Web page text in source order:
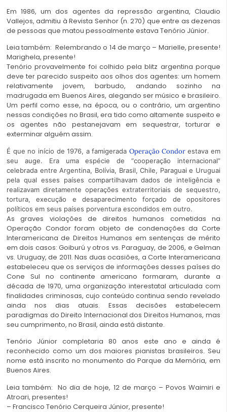
Em 1986, um dos agentes da repressão argentina, Claudio
Vallejos, admitiu à Revista Senhor (n. 270) que entre as dezenas
de pessoas que matou pessoalmente estava Tenório Júnior.
Leia também: Relembrando o 14 de março – Marielle, presente!
Marighela, presente!
Tenório provavelmente foi colhido pela blitz argentina porque
deve ter parecido suspeito aos olhos dos agentes: um homem
relativamente jovem, barbudo, andando sozinho na
madrugada em Buenos Aires, alegando ser músico e brasileiro.
Um perfil como esse, na época, ou o contrário, um argentino
nessas condições no Brasil, era tido como altamente suspeito e
os agentes não pestanejavam em sequestrar, torturar e
exterminar alguém assim.
É que no início de 1976, a famigeradaOperação Condorestava em
seu auge. Era uma espécie de “cooperação internacional”
celebrada entre Argentina, Bolívia, Brasil, Chile, Paraguai e Uruguai
pela qual esses países compartilhavam dados de inteligência e
realizavam diretamente operações extraterritoriais de sequestro,
tortura, execução e desaparecimento forçado de opositores
políticos em seus países porventura escondidos em outro.
As graves violações de direitos humanos cometidas na
Operação Condor foram objeto de condenações da Corte
Interamericana de Direitos Humanos em sentenças de mérito
em dois casos: Goiburú y otros vs. Paraguay, de 2006, e Gelman
vs. Uruguay, de 2011. Nas duas ocasiões, a Corte Interamericana
estabeleceu que os serviços de informações desses países do
Cone Sul no continente americano formaram, durante a
década de 1970, uma organização interestatal articulada com
finalidades criminosas, cujo conteúdo continua sendo revelado
ainda nos dias atuais. Essas decisões estabelecem
paradigmas do Direito Internacional dos Direitos Humanos, mas
seu cumprimento, no Brasil, ainda está distante.
Tenório Júnior completaria 80 anos este ano e ainda é
reconhecido como um dos maiores pianistas brasileiros. Seu
nome está inscrito no monumento do Parque da Memória, em
Buenos Aires.
Leia também: No dia de hoje, 12 de março – Povos Waimiri e
Atroari, presentes!
– Francisco Tenório Cerqueira Júnior, presente!